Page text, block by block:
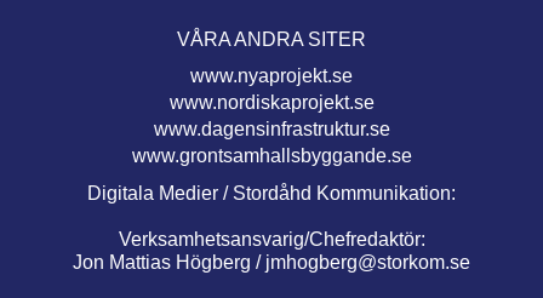
VÅRA ANDRA SITER
www.nyaprojekt.se
www.nordiskaprojekt.se
www.dagensinfrastruktur.se
www.grontsamhallsbyggande.se
Digitala Medier / Stordåhd Kommunikation:
Verksamhetsansvarig/Chefredaktör:
Jon Mattias Högberg / jmhogberg@storkom.se